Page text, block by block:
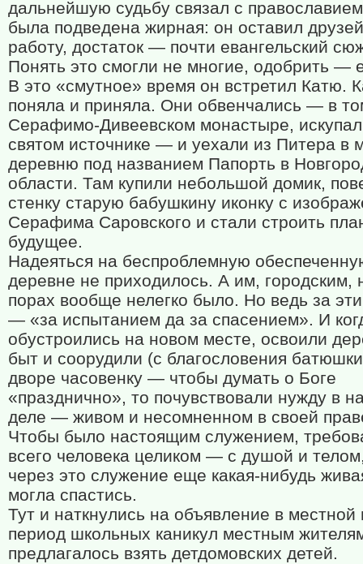
дальнейшую судьбу связал с
была подведена жирная: он оставил
работу, достаток — почти евангельский
Понять это смогли не многие, одобрить —
В это «смутное» время он встретил Катю.
поняла и приняла. Они обвенчались — в
Серафимо-Дивеевском монастыре,
святом источнике — и уехали из Питера в
деревню под названием Папорть в
области. Там купили небольшой домик,
стенку старую бабушкину иконку с
Серафима Саровского и стали строить
будущее.
Надеяться на беспроблемную
деревне не приходилось. А им, городским,
порах вообще нелегко было. Но ведь за
— «за испытанием да за спасением». И
обустроились на новом месте, освоили
быт и соорудили (с благословения
дворе часовенку — чтобы думать о Боге
«празднично», то почувствовали нужду в
деле — живом и несомненном в своей
Чтобы было настоящим служением,
всего человека целиком — с душой и
через это служение еще какая-нибудь
могла спастись.
Тут и наткнулись на объявление в местной
период школьных каникул местным
предлагалось взять детдомовских детей.